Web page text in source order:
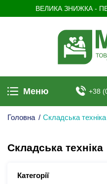
ВЕЛИКА ЗНИЖКА -
Меню +38
Головна / Складська техніка
Складська техніка
Категорії